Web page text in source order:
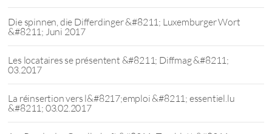
Die spinnen, die Differdinger &#8211; Luxemburger Wort
&#8211; Juni 2017
Les locataires se présentent &#8211; Diffmag &#8211;
03.2017
La réinsertion vers l&#8217;emploi &#8211; essentiel.lu
&#8211; 03.02.2017